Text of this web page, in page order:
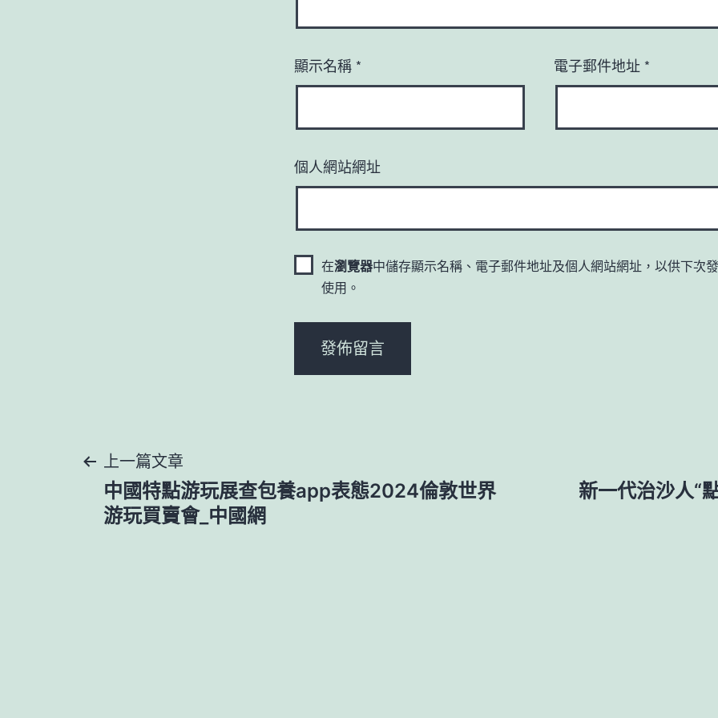
顯示名稱 * 電子郵件地址 *
個人網站網址
在瀏覽器中儲存顯示名稱、電子郵件地址及個人網站網址，以供下次
使用。
文
章
上一篇文章
中國特點游玩展查包養app表態2024倫敦世界
游玩買賣會_中國網
新一代治沙人“